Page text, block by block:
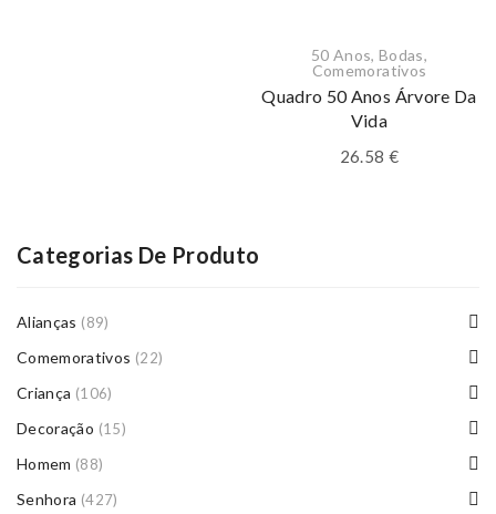
50 Anos,Bodas,
Comemorativos
Quadro 50 Anos Árvore Da
Vida
26.58 €
Categorias De Produto
Alianças (89)
Comemorativos (22)
Criança (106)
Decoração (15)
Homem (88)
Senhora (427)